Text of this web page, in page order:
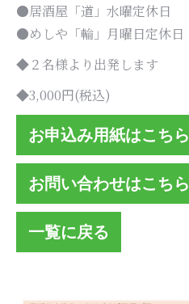
●居酒屋「道」水曜定休日
●めしや「輪」月曜日定休日
◆２名様より出発します
◆3,000円(税込)
お申込み用紙はこちら
お問い合わせはこちら
一覧に戻る